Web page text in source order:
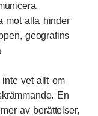
mot alla hinder
geografins
vet allt om
En
av berättelser,